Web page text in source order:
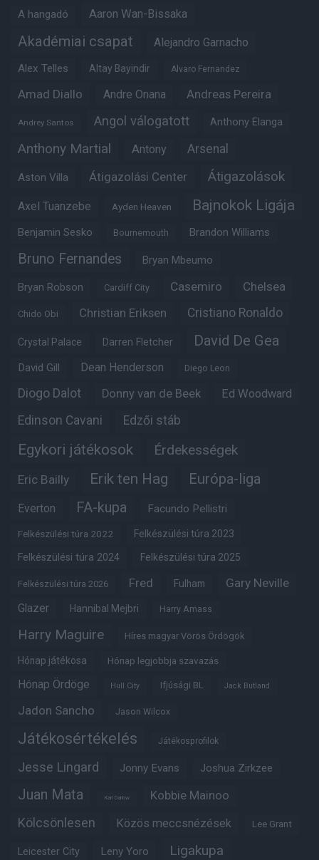
A hangadó Aaron Wan-Bissaka
Akadémiai csapat Alejandro Garnacho
Alex Telles Altay Bayindir Alvaro Fernandez
Amad Diallo Andre Onana Andreas Pereira
Andrey Santos Angol válogatott Anthony Elanga
Anthony Martial Antony Arsenal
Aston Villa Átigazolási Center Átigazolások
Axel Tuanzebe Ayden Heaven Bajnokok Ligája
Benjamin Sesko Bournemouth Brandon Williams
Bruno Fernandes Bryan Mbeumo
Bryan Robson Cardiff City Casemiro Chelsea
Chido Obi Christian Eriksen Cristiano Ronaldo
Crystal Palace Darren Fletcher David De Gea
David Gill Dean Henderson Diego Leon
Diogo Dalot Donny van de Beek Ed Woodward
Edinson Cavani Edzői stáb
Egykori játékosok Érdekességek
Eric Bailly Erik ten Hag Európa-liga
Everton FA-kupa Facundo Pellistri
Felkészülési túra 2022 Felkészülési túra 2023
Felkészülési túra 2024 Felkészülési túra 2025
Felkészülési túra 2026 Fred Fulham Gary Neville
Glazer Hannibal Mejbri Harry Amass
Harry Maguire Híres magyar Vörös Ördögök
Hónap játékosa Hónap legjobbja szavazás
Hónap Ördöge Hull City Ifjúsági BL Jack Butland
Jadon Sancho Jason Wilcox
Játékosértékelés Játékosprofilok
Jesse Lingard Jonny Evans Joshua Zirkzee
Juan Mata Karl Darlow Kobbie Mainoo
Kölcsönlesen Közös meccsnézések Lee Grant
Leicester City Leny Yoro Ligakupa